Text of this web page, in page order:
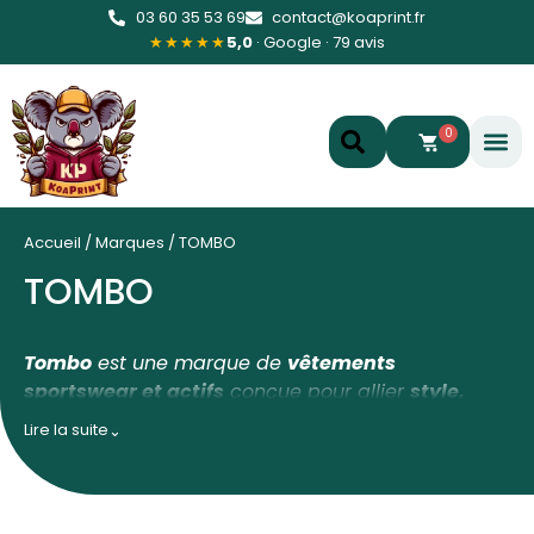
03 60 35 53 69
contact@koaprint.fr
★★★★★5,0 · Google · 79 avis
0
Accueil /Marques /TOMBO
TOMBO
Tombo est une marque de vêtements
sportswear et actifs conçue pour allier style,
confort et performance
hoodies et shorts
Lire la suite⌄